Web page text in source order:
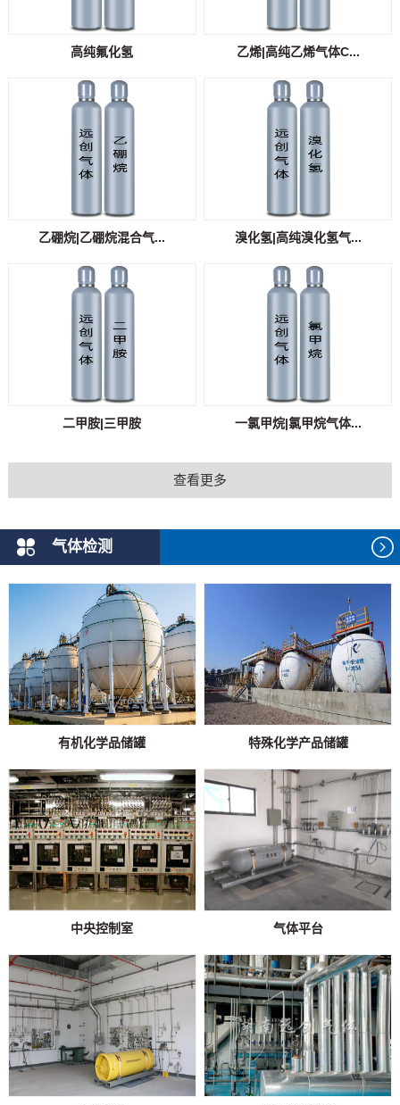
高纯氟化氢 乙烯|高纯乙烯气体C...
乙硼烷|乙硼烷混合气... 溴化氢|高纯溴化氢气...
二甲胺|三甲胺 一氯甲烷|氯甲烷气体...
查看更多
气体检测
有机化学品储罐 特殊化学产品储罐
中央控制室 气体平台